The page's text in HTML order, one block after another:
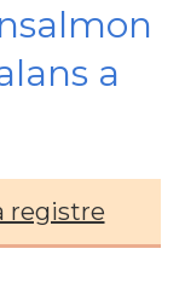
a
registre